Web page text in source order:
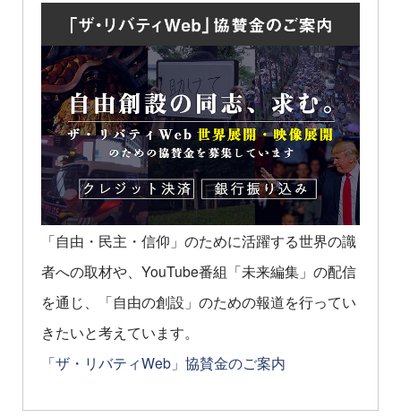
「自由・民主・信仰」のために活躍する世界の識
者への取材や、YouTube番組「未来編集」の配信
を通じ、「自由の創設」のための報道を行ってい
きたいと考えています。
「ザ・リバティWeb」協賛金のご案内